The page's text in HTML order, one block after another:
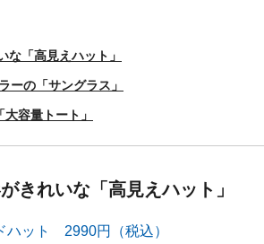
な「高見えハット」
ーの「サングラス」
容量トート」
きれいな「高見えハット」